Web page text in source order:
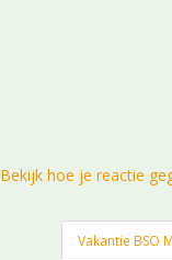
Bekijk hoe je reactie
Vakantie BSO